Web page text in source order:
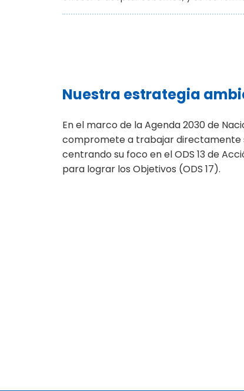
Nuestra estrategia
En el marco de la Agenda 2030 de
compromete a trabajar directamente
centrando su foco en el ODS 13 de
para lograr los Objetivos (ODS 17).